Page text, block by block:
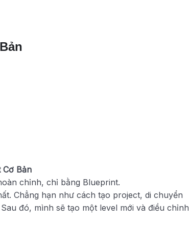
Cơ Bản
chỉnh, chỉ bằng Blueprint.
Chẳng hạn như cách tạo project, di chuyển
đó, mình sẽ tạo một level mới và điều chỉnh